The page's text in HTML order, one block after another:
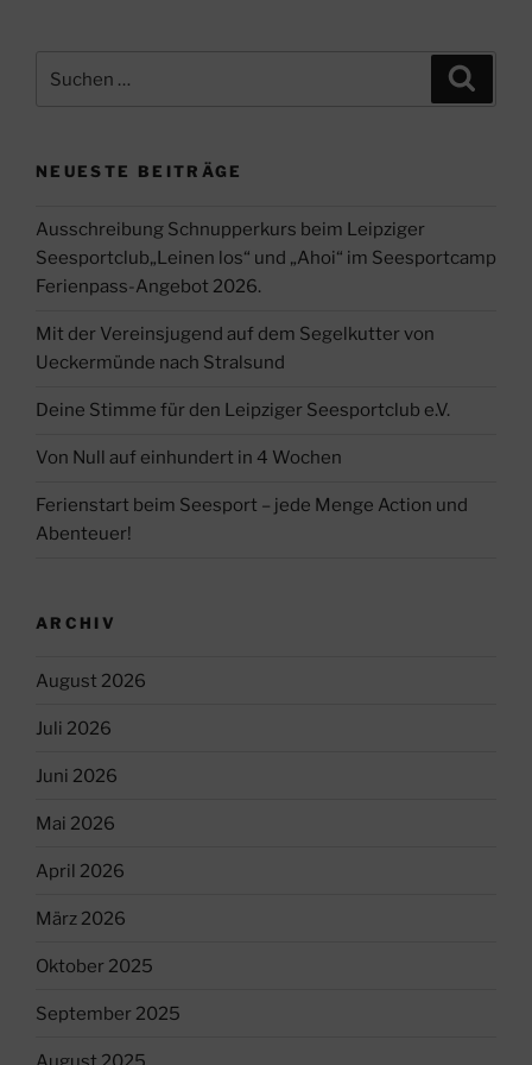
nach:
NEUESTE BEITRÄGE
Ausschreibung Schnupperkurs beim Leipziger
Seesportclub„Leinen los“ und „Ahoi“ im Seesportcamp
Ferienpass-Angebot 2026.
Mit der Vereinsjugend auf dem Segelkutter von
Ueckermünde nach Stralsund
Deine Stimme für den Leipziger Seesportclub e.V.
Von Null auf einhundert in 4 Wochen
Ferienstart beim Seesport – jede Menge Action und
Abenteuer!
ARCHIV
August 2026
Juli 2026
Juni 2026
Mai 2026
April 2026
März 2026
Oktober 2025
September 2025